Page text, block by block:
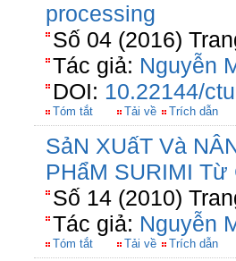
processing
Số 04 (2016)
Tác giả: Nguyễn
DOI: 10.22144/
Tóm tắt Tải về Trích dẫn
SảN XUấT Và
PHẩM SURIMI Từ
Số 14 (2010)
Tác giả: Nguyễn
Tóm tắt Tải về Trích dẫn